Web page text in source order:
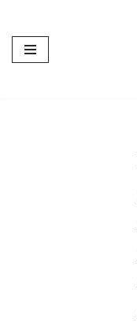
Перейти
к